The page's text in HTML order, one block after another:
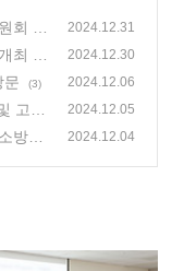
회 사
노동
2024.12.31
최 2024.12.30
문 (3) 2024.12.06
고용
2024.12.05
방의
2024.12.04